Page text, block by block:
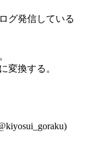
グ発信している
変換する。